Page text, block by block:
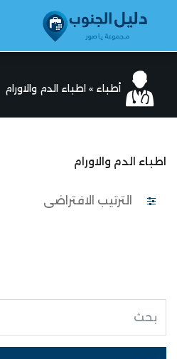
أطباء » اطباء الدم والاورام
اطباء الدم والاورام